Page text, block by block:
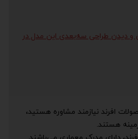
دیدن طراحی سه‌بعدی این مدل در
افرند نیازمند مشاوره هستید،
هستند.